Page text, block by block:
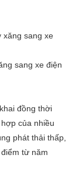
sang xe điện
đồng thời
của nhiều
phát thải thấp,
từ năm